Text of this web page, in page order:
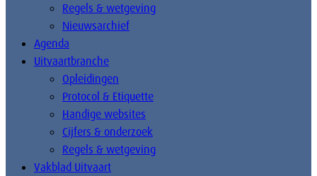
Regels & wetgeving
Nieuwsarchief
Agenda
Uitvaartbranche
Opleidingen
Protocol & Etiquette
Handige websites
Cijfers & onderzoek
Regels & wetgeving
Vakblad Uitvaart